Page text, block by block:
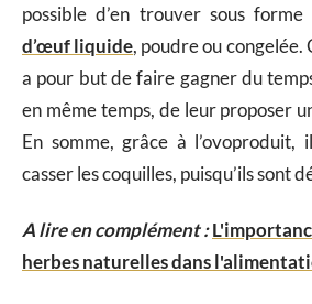
possible d’en trouver sous
d’œuf liquide, poudre ou
a pour but de faire gagner du
en même temps, de leur proposer
En somme, grâce à l’ovoproduit,
casser les coquilles, puisqu’ils sont
A lire en complément :
herbes naturelles dans